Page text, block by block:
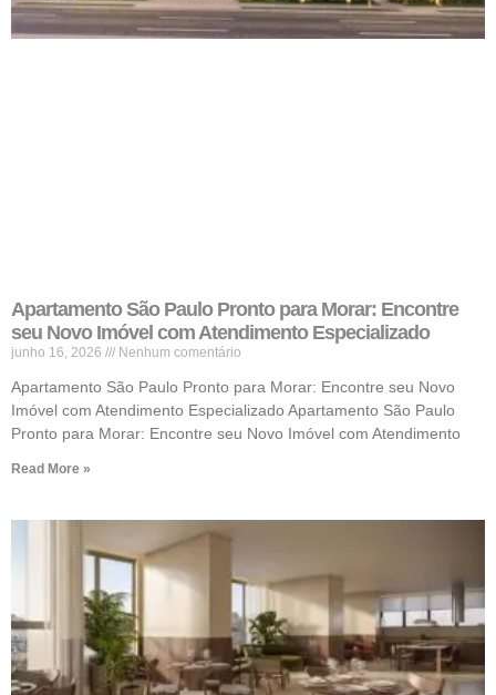
Apartamento São Paulo Pronto para Morar: Encontre
seu Novo Imóvel com Atendimento Especializado
junho 16, 2026 Nenhum comentário
Apartamento São Paulo Pronto para Morar: Encontre seu Novo
Imóvel com Atendimento Especializado Apartamento São Paulo
Pronto para Morar: Encontre seu Novo Imóvel com Atendimento
Read More »